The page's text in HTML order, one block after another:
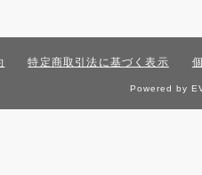
特定商取引法に基づく表示
Powered by